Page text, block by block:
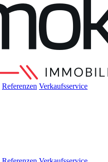
Referenzen Verkaufsservice